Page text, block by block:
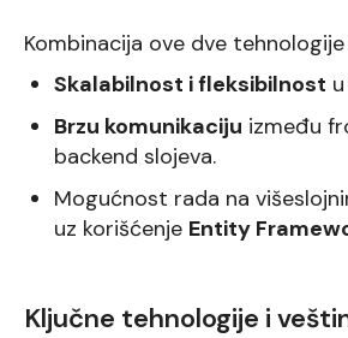
Kombinacija ove dve
Skalabilnost i fleksibilnost
Brzu komunikaciju između
backend slojeva.
Mogućnost rada na
uz korišćenje Entity
Ključne tehnologije i